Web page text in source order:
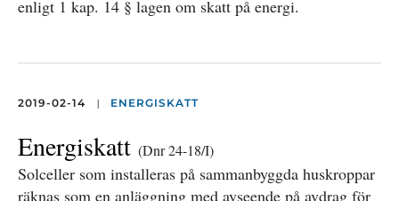
enligt 1 kap. 14 § lagen om skatt på energi.
2019-02-14 | ENERGISKATT
Energiskatt (Dnr 24-18/I)
Solceller som installeras på sammanbyggda huskroppar
räknas som en anläggning med avseende på avdrag för